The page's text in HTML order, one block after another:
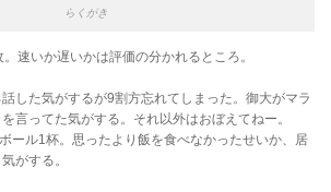
らくがき
速いか遅いかは評価の分かれるところ。
した気がするが9割方忘れてしまった。御大がマラ
言ってた気がする。それ以外はおぼえてねー。
ール1杯。思ったより飯を食べなかったせいか、居
がする。